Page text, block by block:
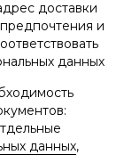
доставки
и
данных
данных,